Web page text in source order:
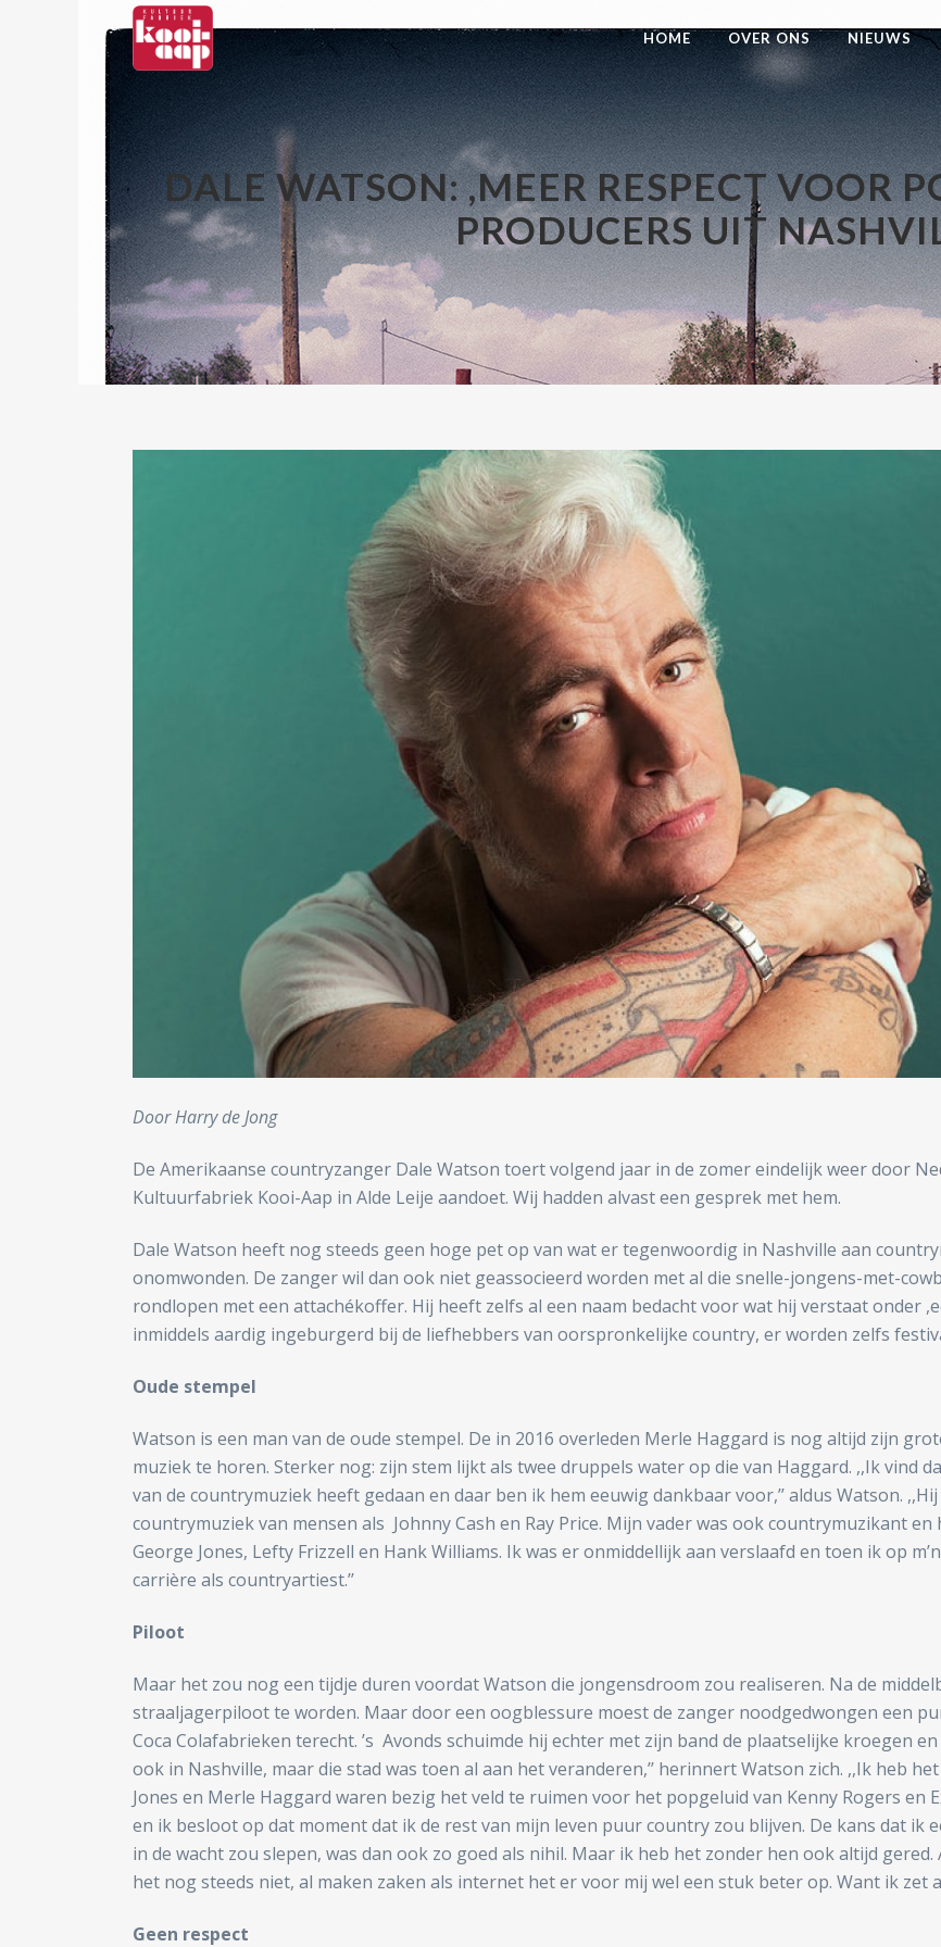
HOME OVER ONS NIEUWS
DALE WATSON: ,MEER RESPECT VOOR
PRODUCERS UIT
Door Harry de Jong
De Amerikaanse countryzanger Dale Watson toert volgend jaar in de zomer eindelijk weer door
Kultuurfabriek Kooi-Aap in Alde Leije aandoet. Wij hadden alvast een gesprek met hem.
Dale Watson heeft nog steeds geen hoge pet op van wat er tegenwoordig in Nashville aan
onomwonden. De zanger wil dan ook niet geassocieerd worden met al die snelle-jongens-met-
rondlopen met een attachékoffer. Hij heeft zelfs al een naam bedacht voor wat hij verstaat onder
inmiddels aardig ingeburgerd bij de liefhebbers van oorspronkelijke country, er worden zelfs
Oude stempel
Watson is een man van de oude stempel. De in 2016 overleden Merle Haggard is nog altijd zijn
muziek te horen. Sterker nog: zijn stem lijkt als twee druppels water op die van Haggard. ,,Ik vind
van de countrymuziek heeft gedaan en daar ben ik hem eeuwig dankbaar voor,’’ aldus Watson.
countrymuziek van mensen als Johnny Cash en Ray Price. Mijn vader was ook countrymuzikant
George Jones, Lefty Frizzell en Hank Williams. Ik was er onmiddellijk aan verslaafd en toen ik op
carrière als countryartiest.’’
Piloot
Maar het zou nog een tijdje duren voordat Watson die jongensdroom zou realiseren. Na de
straaljagerpiloot te worden. Maar door een oogblessure moest de zanger noodgedwongen een
Coca Colafabrieken terecht. ’s Avonds schuimde hij echter met zijn band de plaatselijke kroegen
ook in Nashville, maar die stad was toen al aan het veranderen,’’ herinnert Watson zich. ,,Ik heb
Jones en Merle Haggard waren bezig het veld te ruimen voor het popgeluid van Kenny Rogers en
en ik besloot op dat moment dat ik de rest van mijn leven puur country zou blijven. De kans dat ik
in de wacht zou slepen, was dan ook zo goed als nihil. Maar ik heb het zonder hen ook altijd
het nog steeds niet, al maken zaken als internet het er voor mij wel een stuk beter op. Want ik zet
Geen respect